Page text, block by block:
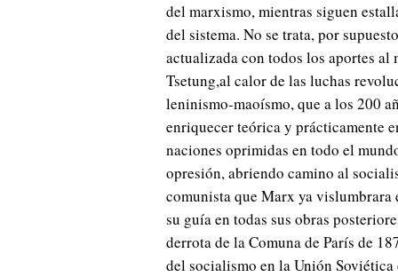
del marxismo, mientras siguen
del sistema. No se trata, por
actualizada con todos los aportes
Tsetung,al calor de las luchas
leninismo-maoísmo, que a los 200
enriquecer teórica y prácticamente
naciones oprimidas en todo el
opresión, abriendo camino al
comunista que Marx ya
su guía en todas sus obras
derrota de la Comuna de París de
del socialismo en la Unión